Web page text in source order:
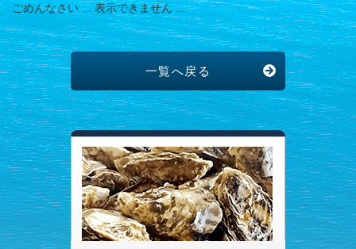
ごめんなさい ... 表示できません ...
一覧へ戻る